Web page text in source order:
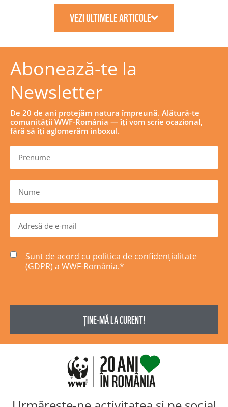
VEZI ULTIMELE ARTICOLE
Abonează-te la
Newsletter
De 20 de ani protejăm natura împreună. Alătură-te
comunității WWF-România — îți vom scrie ocazional,
fără să îți aglomerăm inboxul.
Sunt de acord cu politica de confidențialitate
(GDPR) a WWF-România.*